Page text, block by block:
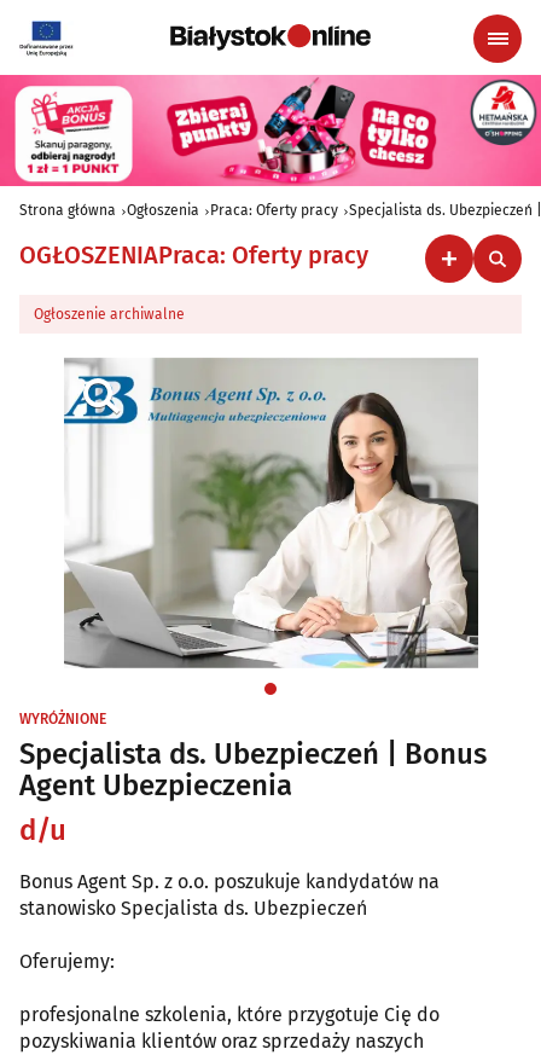
Strona główna Ogłoszenia Praca: Oferty pracy Specjalista ds. Ubezpieczeń
OGŁOSZENIAPraca: Oferty pracy
Ogłoszenie archiwalne
WYRÓŻNIONE
Specjalista ds. Ubezpieczeń | Bonus
Agent Ubezpieczenia
d/u
Bonus Agent Sp. z o.o. poszukuje kandydatów na
stanowisko Specjalista ds. Ubezpieczeń
Oferujemy:
profesjonalne szkolenia, które przygotuje Cię do
pozyskiwania klientów oraz sprzedaży naszych